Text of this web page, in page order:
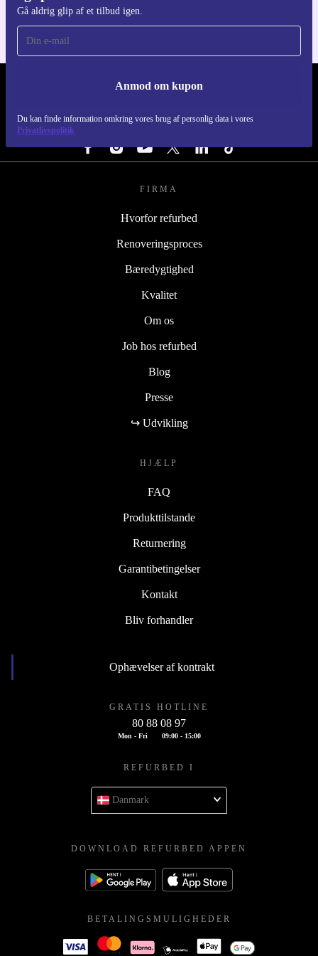
Gå aldrig glip af et tilbud igen.
Anmod om kupon
Du kan finde information omkring vores brug af personlig data i vores
Privatlivspolitik
REFURBED DANMARK - RETHINK NEW.
FØLG OS
FIRMA
Hvorfor refurbed
Renoveringsproces
Bæredygtighed
Kvalitet
Om os
Job hos refurbed
Blog
Presse
↪ Udvikling
HJÆLP
FAQ
Produkttilstande
Returnering
Garantibetingelser
Kontakt
Bliv forhandler
Ophævelser af kontrakt
GRATIS HOTLINE
80 88 08 97
Mon - Fri 09:00 - 15:00
REFURBED I
Danmark
DOWNLOAD REFURBED APPEN
BETALINGSMULIGHEDER